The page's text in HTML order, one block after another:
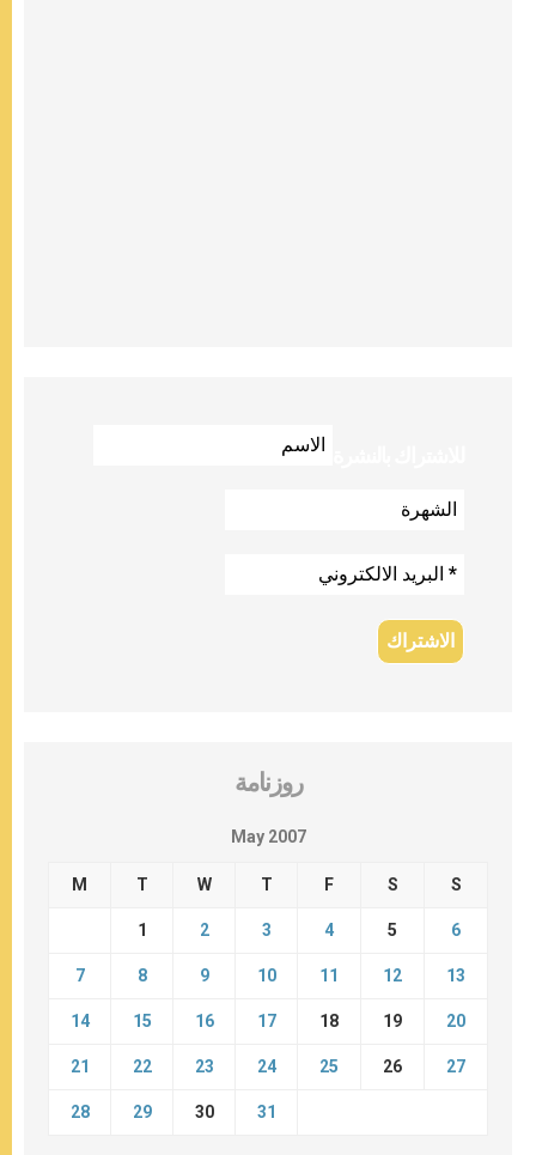
روزنامة
May 2007
M T W T F S S
1 2 3 4 5 6
7 8 9 10 11 12 13
14 15 16 17 18 19 20
21 22 23 24 25 26 27
28 29 30 31